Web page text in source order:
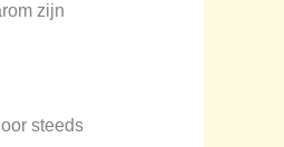
zijn
steeds